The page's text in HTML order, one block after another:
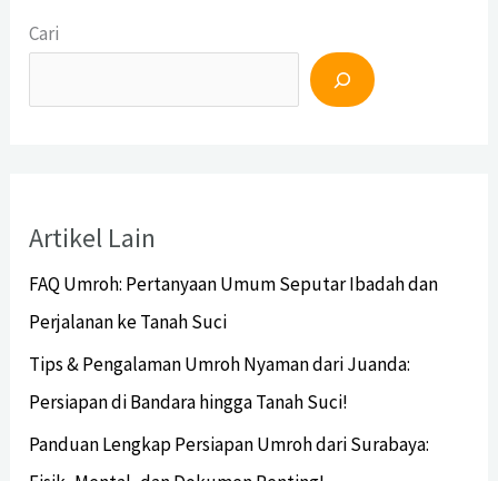
Cari
Artikel Lain
FAQ Umroh: Pertanyaan Umum Seputar Ibadah dan
Perjalanan ke Tanah Suci
Tips & Pengalaman Umroh Nyaman dari Juanda:
Persiapan di Bandara hingga Tanah Suci!
Panduan Lengkap Persiapan Umroh dari Surabaya: